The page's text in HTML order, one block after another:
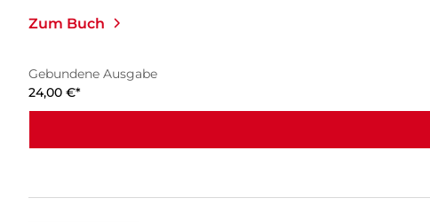
Zum Buch
Gebundene Ausgabe
24,00 €*